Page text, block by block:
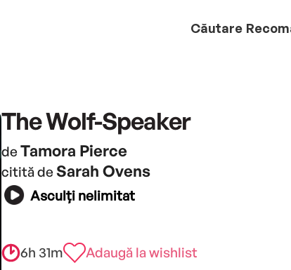
Căutare
The Wolf-Speaker
de Tamora Pierce
citită de Sarah Ovens
Asculți nelimitat
6h 31m Adaugă la wishlist